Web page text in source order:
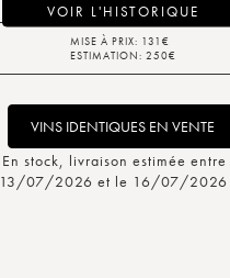
VOIR L'HISTORIQUE
MISE À PRIX: 131 €
ESTIMATION: 250€
VINS IDENTIQUES EN VENTE
En stock, livraison estimée entre
13/07/2026 et le 16/07/2026